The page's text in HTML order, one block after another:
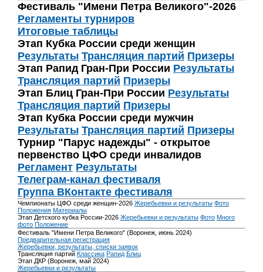
Фестиваль "Имени Петра Великого"-2026
Регламенты турниров
Итоговые таблицы
Этап Кубка России среди женщин
Результаты Трансляция партий Призеры
Этап Рапид Гран-При России Результаты
Трансляция партий Призеры
Этап Блиц Гран-При России Результаты
Трансляция партий Призеры
Этап Кубка России среди мужчин
Результаты Трансляция партий Призеры
Турнир "Парус надежды" - открытое
первенство ЦФО среди инвалидов
Регламент Результаты
Телеграм-канал фестиваля
Группа ВКонтакте фестиваля
Чемпионаты ЦФО среди женщин-2026 Жеребьевки и результаты Фото
Положения Материалы
Этап Детского кубка России-2026 Жеребьевки и результаты Фото Много
фото Положение
Фестиваль "Имени Петра Великого" (Воронеж, июнь 2024)
Предварительная регистрация
Жеребьевки, результаты, списки заявок
Трансляция партий Классика Рапид Блиц
Этап ДКР (Воронеж, май 2024)
Жеребьевки и результаты